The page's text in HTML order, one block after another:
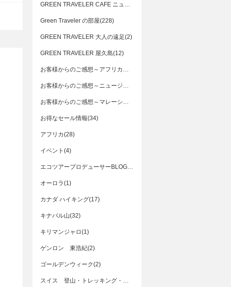
GREEN TRAVELER CAFE ニュージーランド(12)
Green Traveler の部屋(228)
GREEN TRAVELER 大人の遠足(2)
GREEN TRAVELER 屋久島(12)
お客様からのご感想～アフリカ編(5)
お客様からのご感想～ニュージーランド編(2)
お客様からのご感想～マレーシア編(5)
お得なセール情報(34)
アフリカ(28)
イベント(4)
エコツアープロデューサーBLOG(3)
オーロラ(1)
カナダ ハイキング(17)
キナバル山(32)
キリマンジャロ(1)
ゲンロン 東浩紀(2)
ゴールデンウィーク(2)
スイス 登山・トレッキング・ハイキング(2)